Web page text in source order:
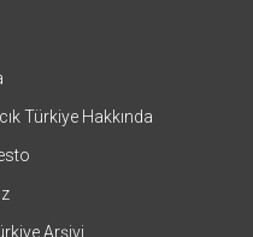
Türkiye Hakkında
Arşivi